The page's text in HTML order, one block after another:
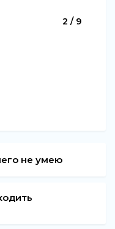
2 / 9
не умею